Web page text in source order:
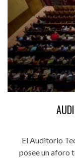
El Auditorio
posee un aforo